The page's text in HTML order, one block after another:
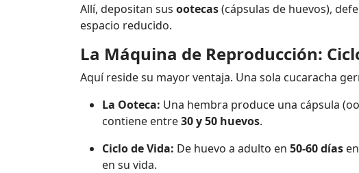
Allí, depositan sus ootecas(cápsulas de huevos),
espacio reducido.
La Máquina de Reproducción:
Aquí reside su mayor ventaja. Una sola cucaracha
La Ooteca: Una hembra produce una cápsula
contiene entre30 y 50 huevos.
Ciclo de Vida: De huevo a adulto en 50-60 días
en su vida.